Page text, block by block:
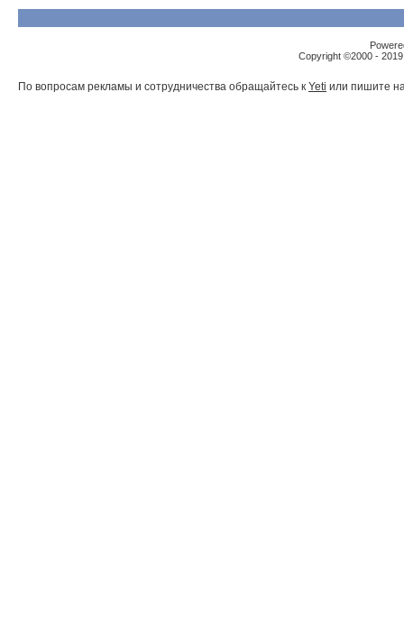
Copyright ©2000 -
По вопросам рекламы и сотрудничества обращайтесь к Yeti или пишите